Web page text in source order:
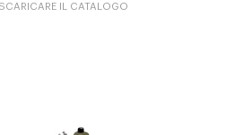
IL CATALOGO